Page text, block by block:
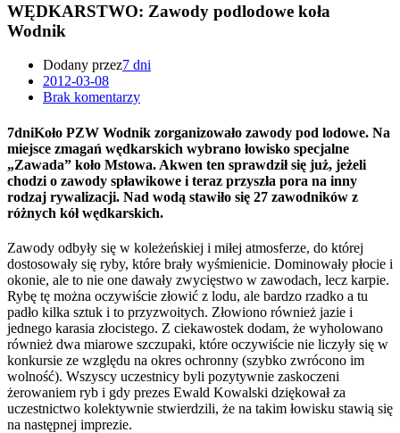
WĘDKARSTWO: Zawody podlodowe koła
Wodnik
Dodany przez7 dni
2012-03-08
Brak komentarzy
7dniKoło PZW Wodnik zorganizowało zawody pod lodowe. Na
miejsce zmagań wędkarskich wybrano łowisko specjalne
„Zawada” koło Mstowa. Akwen ten sprawdził się już, jeżeli
chodzi o zawody spławikowe i teraz przyszła pora na inny
rodzaj rywalizacji. Nad wodą stawiło się 27 zawodników z
różnych kół wędkarskich.
Zawody odbyły się w koleżeńskiej i miłej atmosferze, do której
dostosowały się ryby, które brały wyśmienicie. Dominowały płocie i
okonie, ale to nie one dawały zwycięstwo w zawodach, lecz karpie.
Rybę tę można oczywiście złowić z lodu, ale bardzo rzadko a tu
padło kilka sztuk i to przyzwoitych. Złowiono również jazie i
jednego karasia złocistego. Z ciekawostek dodam, że wyholowano
również dwa miarowe szczupaki, które oczywiście nie liczyły się w
konkursie ze względu na okres ochronny (szybko zwrócono im
wolność). Wszyscy uczestnicy byli pozytywnie zaskoczeni
żerowaniem ryb i gdy prezes Ewald Kowalski dziękował za
uczestnictwo kolektywnie stwierdzili, że na takim łowisku stawią się
na następnej imprezie.